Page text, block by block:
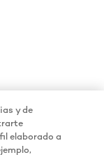
y de
elaborado a